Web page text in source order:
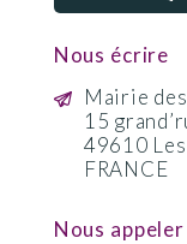
Nous écrire
Mairie
15
49610
FRANCE
Nous appeler